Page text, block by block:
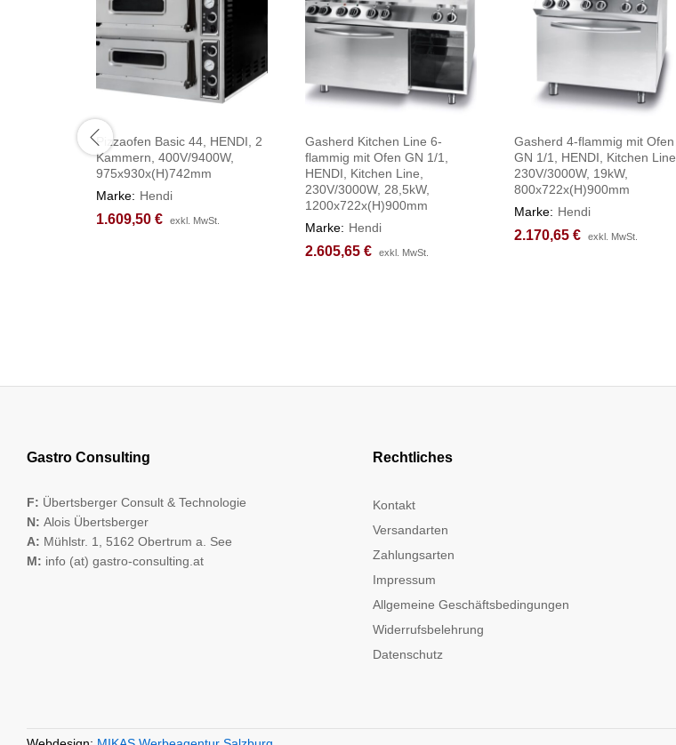
Pizzaofen Basic 44, HENDI, 2
Kammern, 400V/9400W,
975x930x(H)742mm
Marke: Hendi
1.609,50 € exkl. MwSt.
1.609,50 € exkl. MwSt.
Gasherd Kitchen Line 6-
flammig mit Ofen GN 1/1,
HENDI, Kitchen Line,
230V/3000W, 28,5kW,
1200x722x(H)900mm
Marke: Hendi
2.605,65 € exkl. MwSt.
2.605,65 € exkl. MwSt.
Gasherd 4-flammig mit Ofen
GN 1/1, HENDI, Kitchen Line,
230V/3000W, 19kW,
800x722x(H)900mm
Marke: Hendi
2.170,65 € exkl. MwSt.
2.170,65 € exkl. MwSt.
Gastro Consulting
F: Übertsberger Consult & Technologie
N: Alois Übertsberger
A: Mühlstr. 1, 5162 Obertrum a. See
M: info (at) gastro-consulting.at
Rechtliches
Kontakt
Versandarten
Zahlungsarten
Impressum
Allgemeine Geschäftsbedingungen
Widerrufsbelehrung
Datenschutz